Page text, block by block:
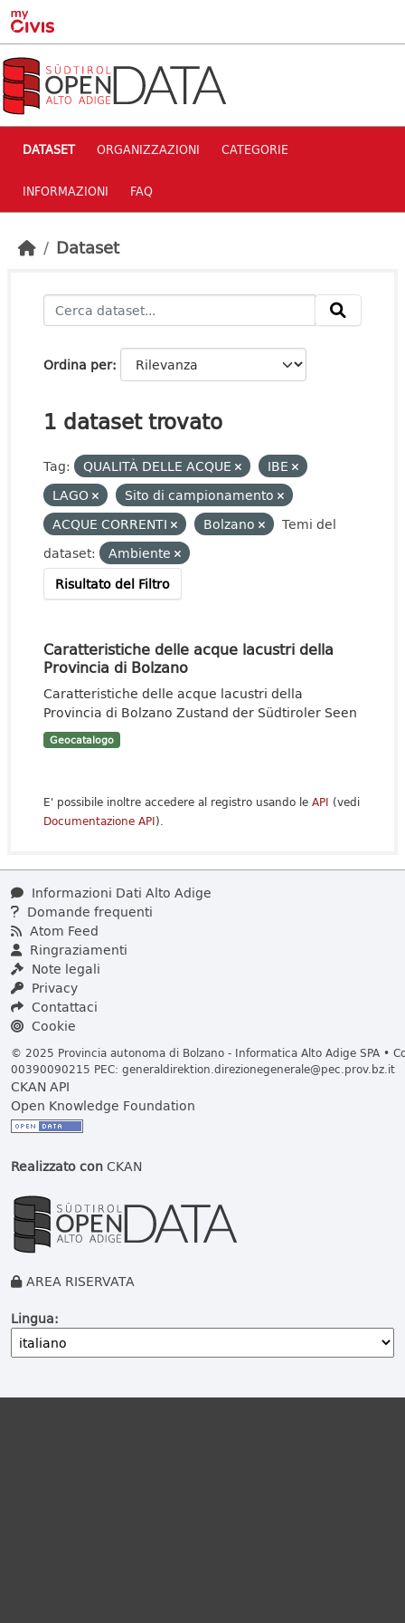
Skip to main content
DATASET ORGANIZZAZIONI CATEGORIE
INFORMAZIONI FAQ
Dataset
Ordina per
1 dataset trovato
Tag: QUALITÀ DELLE ACQUE
IBE
LAGO
Sito di campionamento
ACQUE CORRENTI
Bolzano
Temi del
dataset:
Ambiente
Risultato del Filtro
Caratteristiche delle acque lacustri della
Provincia di Bolzano
Caratteristiche delle acque lacustri della
Provincia di Bolzano Zustand der Südtiroler Seen
Geocatalogo
E' possibile inoltre accedere al registro usando le API (vedi
Documentazione API).
Informazioni Dati Alto Adige
Domande frequenti
Atom Feed
Ringraziamenti
Note legali
Privacy
Contattaci
Cookie
© 2025 Provincia autonoma di Bolzano - Informatica Alto Adige SPA •
00390090215 PEC: generaldirektion.direzionegenerale@pec.prov.bz.it
CKAN API
Open Knowledge Foundation
Realizzato conCKAN
AREA RISERVATA
Lingua